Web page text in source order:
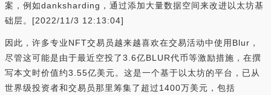
案，例如danksharding，通过添加大量数据空间来改进以太坊基
础层。[2022/11/3 12:13:04]
因此，许多专业NFT交易员越来越喜欢在交易活动中使用Blur，
尽管这可能是由于最近空投了3.6亿BLUR代币等激励措施，在撰
写本文时价值约3.55亿美元。这是一个基于以太坊的平台，已从
世界级投资者和交易员那里筹集了超过1400万美元，包括